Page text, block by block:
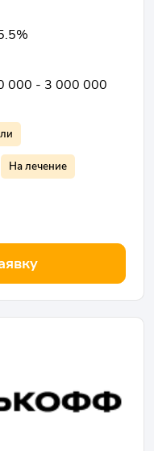
000 - 3 000 000
На лечение